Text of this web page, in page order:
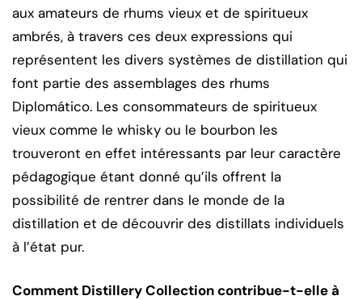
aux amateurs de rhums vieux et de spiritueux
ambrés, à travers ces deux expressions qui
représentent les divers systèmes de distillation qui
font partie des assemblages des rhums
Diplomático. Les consommateurs de spiritueux
vieux comme le whisky ou le bourbon les
trouveront en effet intéressants par leur caractère
pédagogique étant donné qu’ils offrent la
possibilité de rentrer dans le monde de la
distillation et de découvrir des distillats individuels
à l’état pur.
Comment Distillery Collection contribue-t-elle à